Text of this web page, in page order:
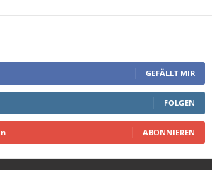
GEFÄLLT MIR
FOLGEN
ABONNIEREN